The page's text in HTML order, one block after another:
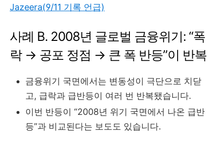
Jazeera(9/11 기록 언급)
사례 B. 2008년 글로벌 금융위기: “폭
락 → 공포 정점 → 큰 폭 반등”이 반복
금융위기 국면에서는 변동성이 극단으로 치닫
고, 급락과 급반등이 여러 번 반복됐습니다.
이번 반등이 “2008년 위기 국면에서 나온 급반
등”과 비교된다는 보도도 있습니다.